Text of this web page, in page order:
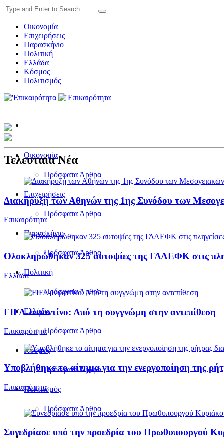
Οικονομία
Επιχειρήσεις
Παρασκήνιο
Πολιτική
Ελλάδα
Κόσμος
Πολιτισμός
Οικονομία
Πρόσφατα Άρθρα
Επιχειρήσεις
Πρόσφατα Άρθρα
Παρασκήνιο
Πρόσφατα Άρθρα
Πολιτική
Πρόσφατα Άρθρα
Ελλάδα
Πρόσφατα Άρθρα
Κόσμος
Πρόσφατα Άρθρα
Πολιτισμός
Πρόσφατα Άρθρα
Τελευταία Νέα
Διακήρυξη των Αθηνών της 1ης Συνόδου των
Επικαιρότητα
Ολοκληρώθηκαν 325 αυτοψίες της ΓΔΑΕΦΚ στις
Ελλάδα
FIFA-Ινφαντίνο: Από τη συγγνώμη στην αντεπίθεση
Επικαιρότητα
Υποβλήθηκε το αίτημα για την ενεργοποίηση της
Επικαιρότητα
Συνεδρίασε υπό την προεδρία του Πρωθυπουργού